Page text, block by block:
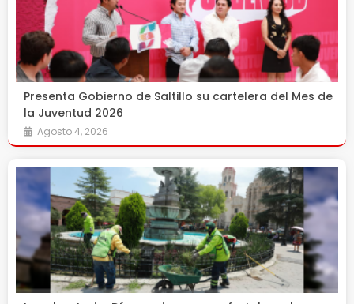
Presenta Gobierno de Saltillo su cartelera del Mes de
la Juventud 2026
Agosto 4, 2026